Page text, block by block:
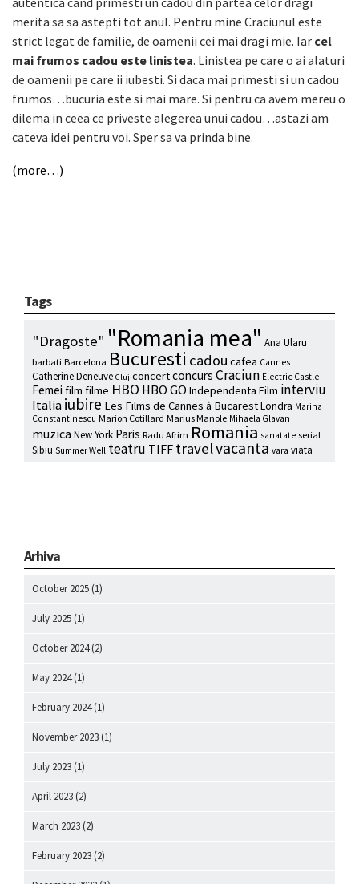
merita sa sa astepti tot anul. Pentru mine Craciunul este
strict legat de familie, de oamenii cei mai dragi mie. Iar cel
mai frumos cadou este linistea. Linistea pe care o ai alaturi
de oamenii pe care ii iubesti. Si daca mai primesti si un cadou
frumos…bucuria este si mai mare. Si pentru ca avem mereu o
dilema in ceea ce priveste alegerea unui cadou…astazi am
cateva idei pentru voi. Sper sa va prinda bine.
(more…)
Tags
"Dragoste" "Romania mea" Ana Ularu
barbati Barcelona Bucuresti cadou cafea Cannes
Catherine Deneuve Cluj concertconcurs Craciun Electric Castle
Femei film filme HBO HBO GO Independenta Film interviu
Italiaiubire Les Films de Cannes à BucarestLondra Marina
Constantinescu Marion Cotillard Marius Manole Mihaela Glavan
muzica New York Paris Radu Afrim Romania sanatate serial
Sibiu Summer Well teatru TIFF travelvacanta vara viata
Arhiva
October 2025 (1)
July 2025 (1)
October 2024(2)
May 2024(1)
February 2024(1)
November 2023 (1)
July 2023 (1)
April 2023 (2)
March 2023 (2)
February 2023 (2)